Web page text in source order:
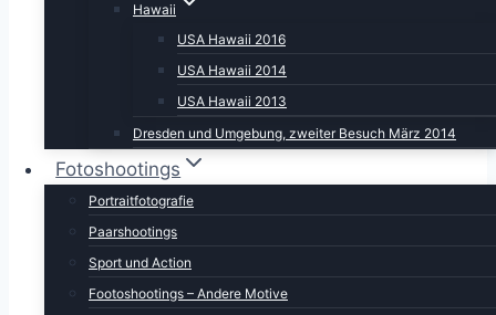
Hawaii
USA Hawaii 2016
USA Hawaii 2014
USA Hawaii 2013
Dresden und Umgebung, zweiter Besuch März 2014
Fotoshootings
Portraitfotografie
Paarshootings
Sport und Action
Footoshootings – Andere Motive